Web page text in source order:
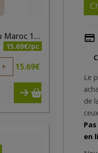
Gel douche rose du Maroc 1 litre bio Douce Nature
15.69€/pc
+ 15.69€
Le
de
en